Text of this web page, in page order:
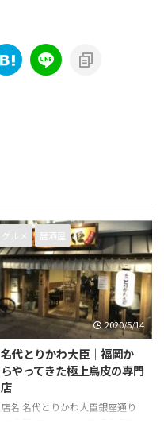
グルメ 居酒屋
2020/5/14
名代とりかわ大臣｜福岡か
らやってきた極上鳥皮の専門
店
店名 名代とりかわ大臣銀座通り